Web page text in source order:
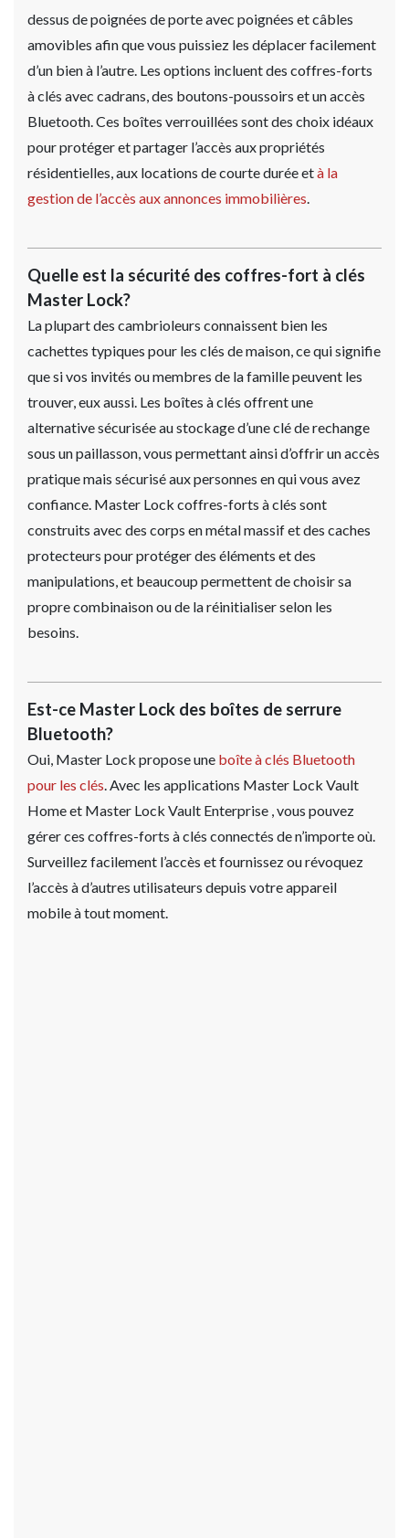
dessus de poignées de porte avec poignées et câbles
amovibles afin que vous puissiez les déplacer facilement
d’un bien à l’autre. Les options incluent des coffres-forts
à clés avec cadrans, des boutons-poussoirs et un accès
Bluetooth. Ces boîtes verrouillées sont des choix idéaux
pour protéger et partager l’accès aux propriétés
résidentielles, aux locations de courte durée età la
gestion de l’accès aux annonces immobilières.
Quelle est la sécurité des coffres-fort à clés
Master Lock?
La plupart des cambrioleurs connaissent bien les
cachettes typiques pour les clés de maison, ce qui signifie
que si vos invités ou membres de la famille peuvent les
trouver, eux aussi. Les boîtes à clés offrent une
alternative sécurisée au stockage d’une clé de rechange
sous un paillasson, vous permettant ainsi d’offrir un accès
pratique mais sécurisé aux personnes en qui vous avez
confiance. Master Lock coffres-forts à clés sont
construits avec des corps en métal massif et des caches
protecteurs pour protéger des éléments et des
manipulations, et beaucoup permettent de choisir sa
propre combinaison ou de la réinitialiser selon les
besoins.
Est-ce Master Lock des boîtes de serrure
Bluetooth?
Oui, Master Lock propose une boîte à clés Bluetooth
pour les clés. Avec les applications Master Lock Vault
Home et Master Lock Vault Enterprise , vous pouvez
gérer ces coffres-forts à clés connectés de n’importe où.
Surveillez facilement l’accès et fournissez ou révoquez
l’accès à d’autres utilisateurs depuis votre appareil
mobile à tout moment.